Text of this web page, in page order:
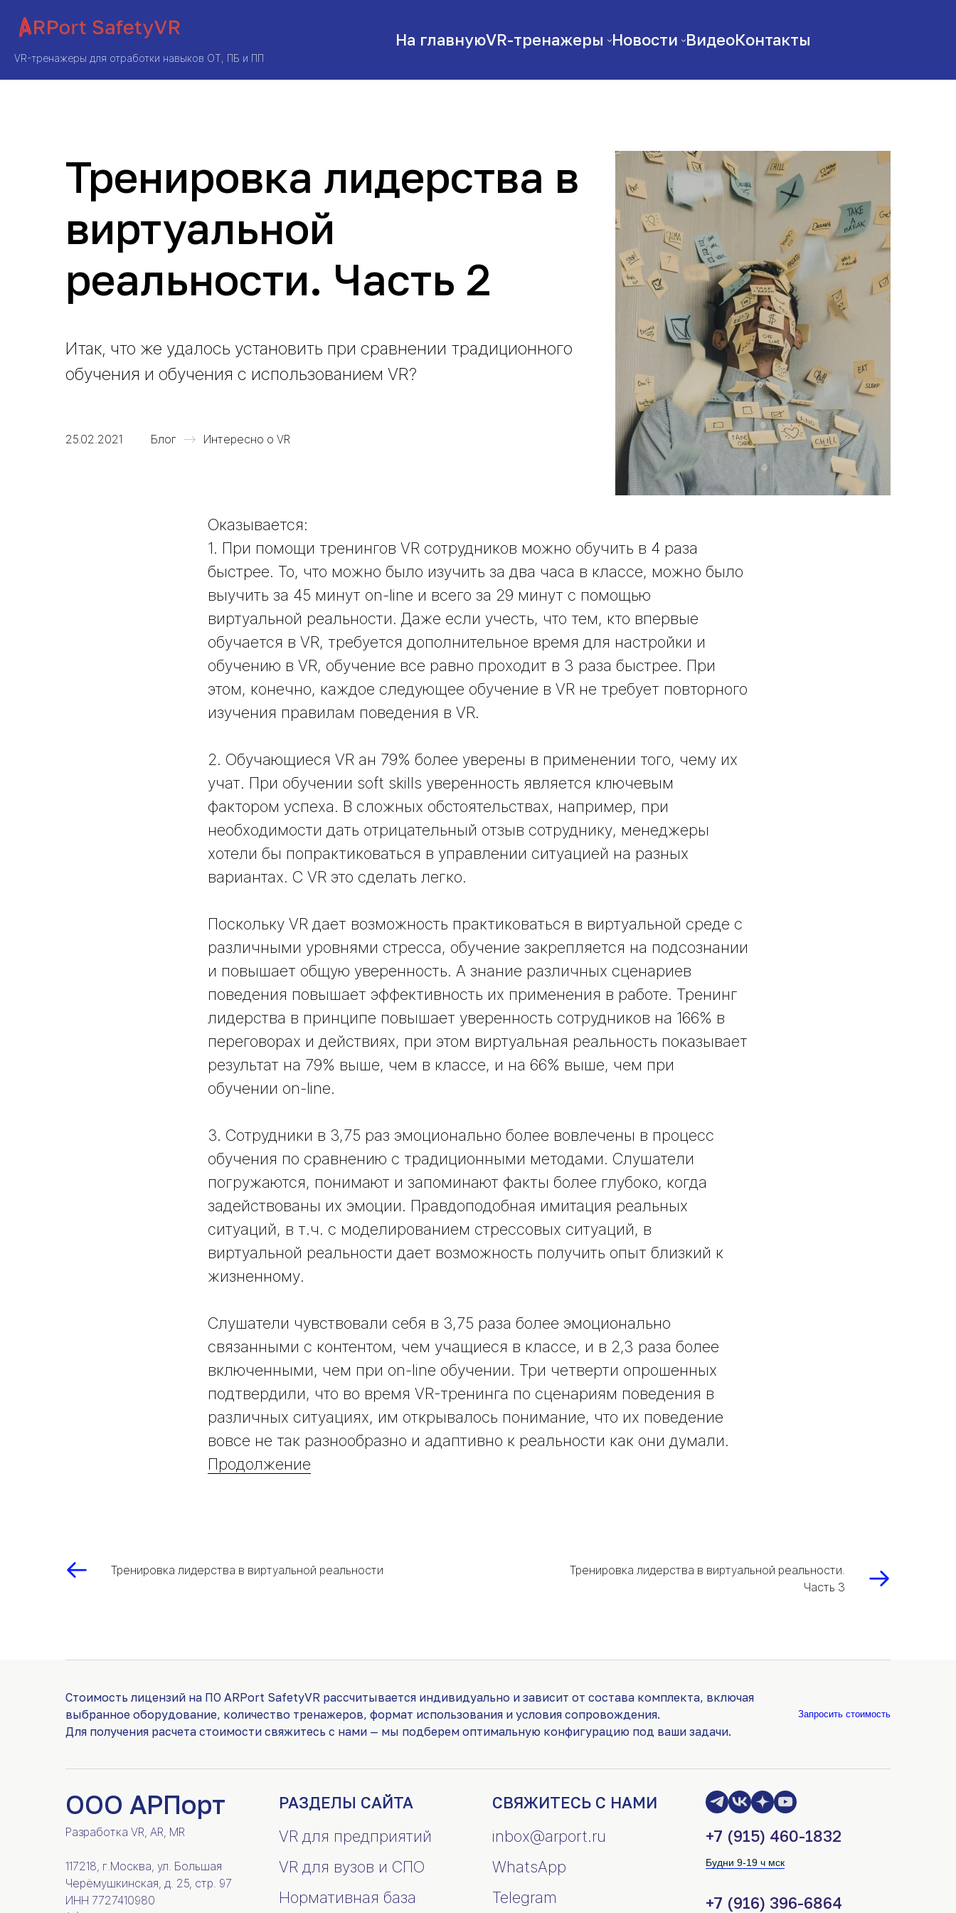
VR-тренажеры для отработки навыков ОТ, ПБ и ПП
На главнуюVR-тренажеры Новости ВидеоКонтакты
Тренировка лидерства в
виртуальной
реальности. Часть 2
Итак, что же удалось установить при сравнении традиционного
обучения и обучения с использованием VR?
25.02.2021 Блог Интересно о VR
Оказывается:
1. При помощи тренингов VR сотрудников можно обучить в 4 раза
быстрее. То, что можно было изучить за два часа в классе, можно было
выучить за 45 минут on-line и всего за 29 минут с помощью
виртуальной реальности. Даже если учесть, что тем, кто впервые
обучается в VR, требуется дополнительное время для настройки и
обучению в VR, обучение все равно проходит в 3 раза быстрее. При
этом, конечно, каждое следующее обучение в VR не требует повторного
изучения правилам поведения в VR.
2. Обучающиеся VR ан 79% более уверены в применении того, чему их
учат. При обучении soft skills уверенность является ключевым
фактором успеха. В сложных обстоятельствах, например, при
необходимости дать отрицательный отзыв сотруднику, менеджеры
хотели бы попрактиковаться в управлении ситуацией на разных
вариантах. С VR это сделать легко.
Поскольку VR дает возможность практиковаться в виртуальной среде с
различными уровнями стресса, обучение закрепляется на подсознании
и повышает общую уверенность. А знание различных сценариев
поведения повышает эффективность их применения в работе. Тренинг
лидерства в принципе повышает уверенность сотрудников на 166% в
переговорах и действиях, при этом виртуальная реальность показывает
результат на 79% выше, чем в классе, и на 66% выше, чем при
обучении on-line.
3. Сотрудники в 3,75 раз эмоционально более вовлечены в процесс
обучения по сравнению с традиционными методами. Слушатели
погружаются, понимают и запоминают факты более глубоко, когда
задействованы их эмоции. Правдоподобная имитация реальных
ситуаций, в т.ч. с моделированием стрессовых ситуаций, в
виртуальной реальности дает возможность получить опыт близкий к
жизненному.
Слушатели чувствовали себя в 3,75 раза более эмоционально
связанными с контентом, чем учащиеся в классе, и в 2,3 раза более
включенными, чем при on-line обучении. Три четверти опрошенных
подтвердили, что во время VR-тренинга по сценариям поведения в
различных ситуациях, им открывалось понимание, что их поведение
вовсе не так разнообразно и адаптивно к реальности как они думали.
Продолжение
Тренировка лидерства в виртуальной реальности
Тренировка лидерства в виртуальной реальности.
Часть 3
Стоимость лицензий на ПО ARPort SafetyVR рассчитывается индивидуально и зависит от состава комплекта, включая
выбранное оборудование, количество тренажеров, формат использования и условия сопровождения.
Для получения расчета стоимости свяжитесь с нами — мы подберем оптимальную конфигурацию под ваши задачи.
Запросить стоимость
ООО АРПорт
Разработка VR, AR, MR
117218, г.Москва, ул. Большая
Черёмушкинская, д. 25, стр. 97
ИНН 7727410980
РАЗДЕЛЫ САЙТА
VR для предприятий
VR для вузов и СПО
Нормативная база
СВЯЖИТЕСЬ С НАМИ
inbox@arport.ru
WhatsApp
Telegram
+7 (915) 460-1832
Будни 9-19 ч мск
+7 (916) 396-6864